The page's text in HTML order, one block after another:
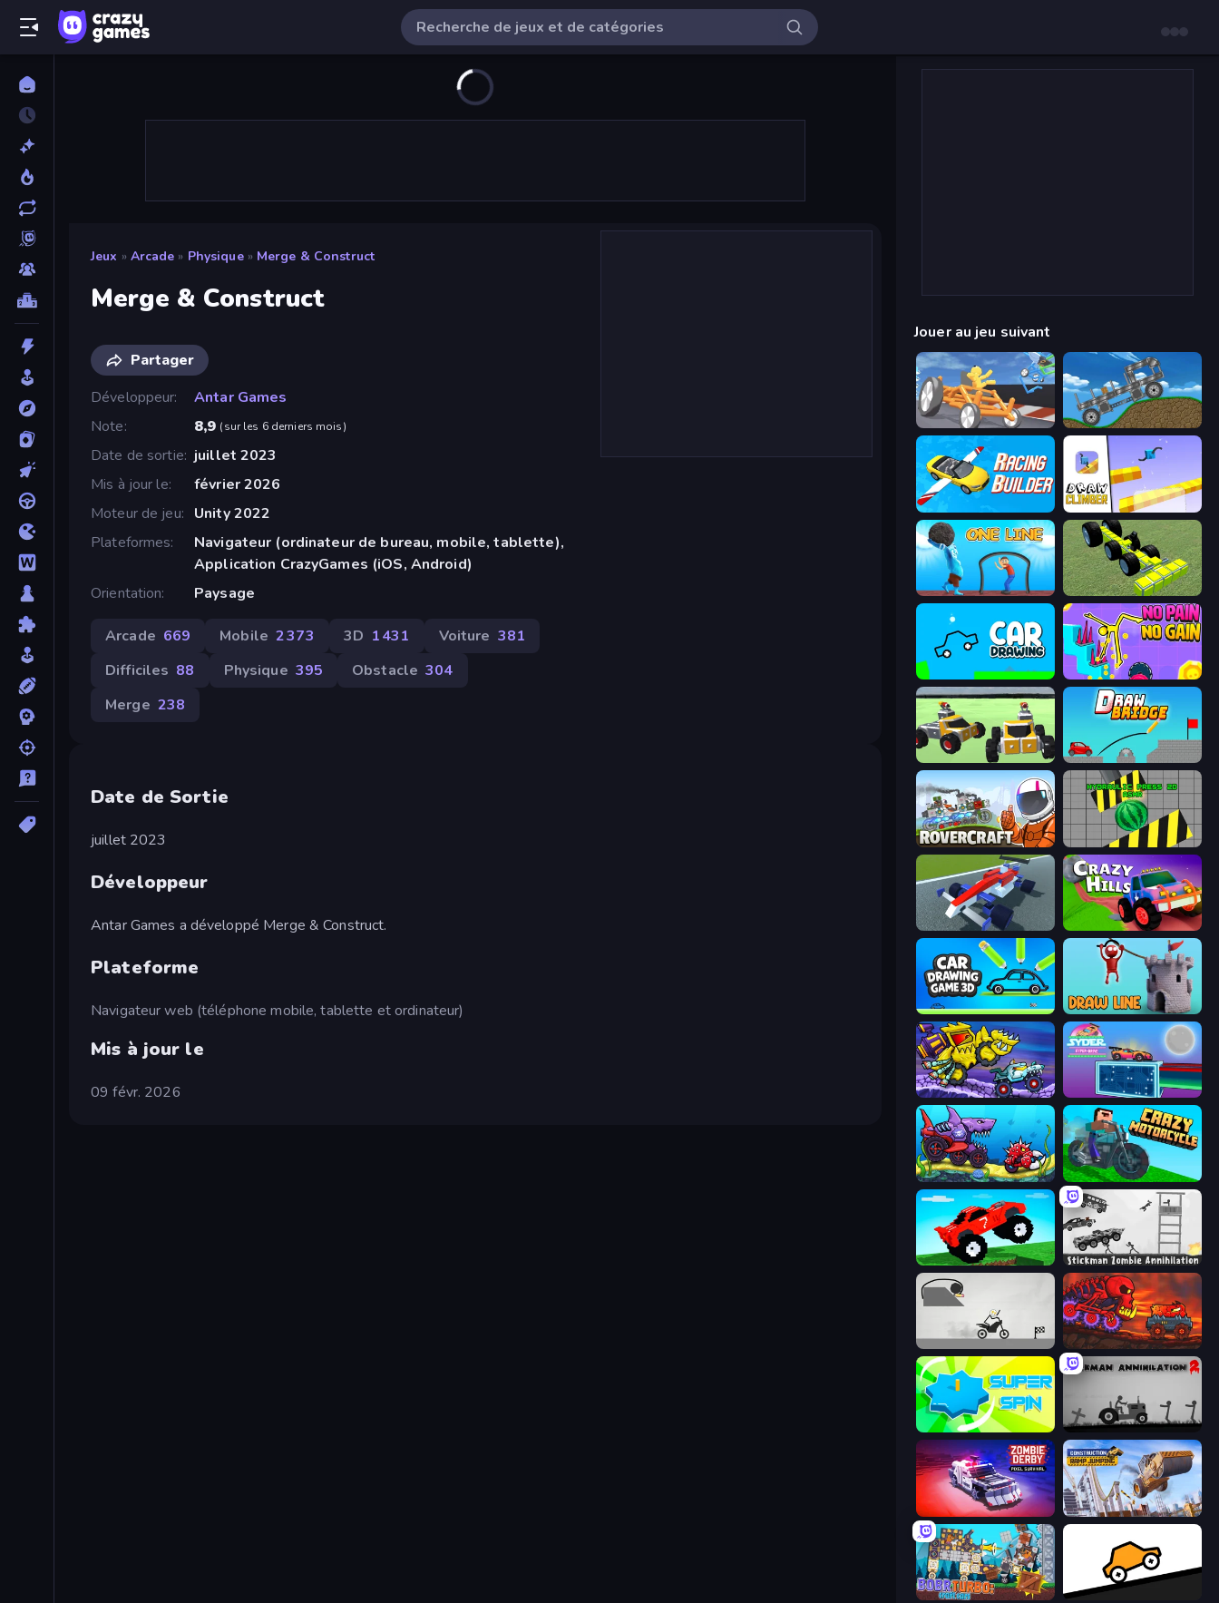
Jeux » Arcade » Physique » Merge & Construct
Merge & Construct
Partager
Développeur
Antar Games
Note
8,9 (sur les 6 derniers mois)
Date de sortie juillet 2023
Mis à jour le
février 2026
Moteur de jeu
Unity 2022
Plateformes
Navigateur (ordinateur de bureau, mobile, tablette),
Application CrazyGames (iOS, Android)
Orientation
Paysage
Arcade 669 Mobile 2 373 3D 1 431 Voiture 381
Difficiles 88 Physique 395 Obstacle 304
Merge 238
Date de Sortie
juillet 2023
Développeur
Antar Games a développé Merge & Construct.
Plateforme
Navigateur web (téléphone mobile, tablette et ordinateur)
Mis à jour le
09 févr. 2026
Jouer au jeu suivant
Draw Crash Race Move It!
Racing Builder Draw Climber
One Line Genius Mechanic
Car Drawing Game No Pain No Gain - Ragdoll Sandbox
Block Tech: Epic Sandbox Draw Bridge
Rovercraft Hydraulic Press 2D ASMR
Genius Car 2 Crazy Hills
Car Drawing Game 3D Draw Line
Car Eats Car: Arctic Adventure Syder Hyper Drive
Car Eats Car: Underwater Adventure Crazy Motorcycle
Funny Mad Racing Stickman Zombie Annihilation
Car Eats Car: Volcanic Adventure
Super Spin Stickman Annihilation 2
Zombie Derby: Pixel Survival Construction Ramp Jumping
Bobr Turbo: Craft Cars Bouncy Motors